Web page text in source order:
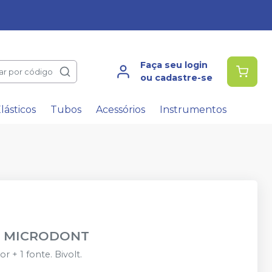
por código
Faça seu login
ou cadastre-se
Tubos Acessórios Instrumentos
MICRODONT
+ 1 fonte. Bivolt.